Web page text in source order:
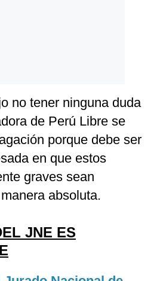
no tener ninguna duda
de Perú Libre se
porque debe ser
en que estos
graves sean
absoluta.
JNE ES